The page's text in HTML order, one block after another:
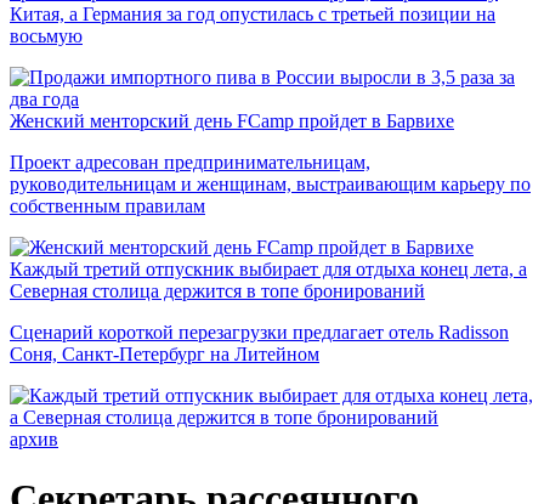
Китая, а Германия за год опустилась с третьей позиции на
восьмую
Женский менторский день FCamp пройдет в Барвихе
Проект адресован предпринимательницам,
руководительницам и женщинам, выстраивающим карьеру по
собственным правилам
Каждый третий отпускник выбирает для отдыха конец лета, а
Северная столица держится в топе бронирований
Сценарий короткой перезагрузки предлагает отель Radisson
Соня, Санкт-Петербург на Литейном
архив